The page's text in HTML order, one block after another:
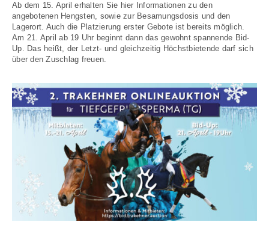
Ab dem 15. April erhalten Sie hier Informationen zu den
angebotenen Hengsten, sowie zur Besamungsdosis und den
Lagerort. Auch die Platzierung erster Gebote ist bereits möglich.
Am 21. April ab 19 Uhr beginnt dann das gewohnt spannende Bid-
Up. Das heißt, der Letzt- und gleichzeitig Höchstbietende darf sich
über den Zuschlag freuen.